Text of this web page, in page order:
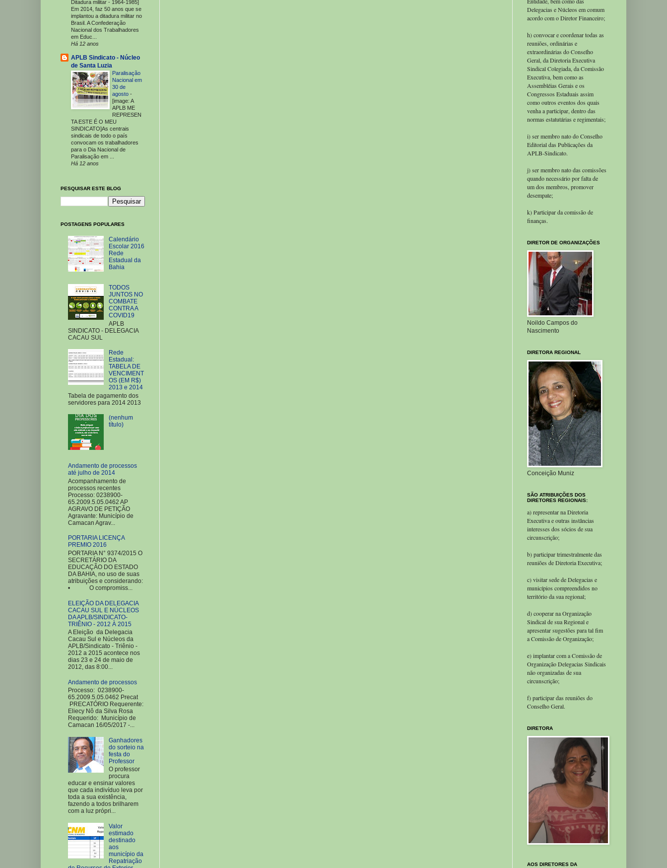
Ditadura militar - 1964-1985]
Em 2014, faz 50 anos que se
implantou a ditadura militar no
Brasil. A Confederação
Nacional dos Trabalhadores
em Educ...
Há 12 anos
APLB Sindicato - Núcleo
de Santa Luzia
Paralisação
Nacional em
30 de
agosto -
[image: A
APLB ME
REPRESEN
TA ESTE É O MEU
SINDICATO]As centrais
sindicais de todo o país
convocam os trabalhadores
para o Dia Nacional de
Paralisação em ...
Há 12 anos
PESQUISAR ESTE BLOG
POSTAGENS POPULARES
Calendário
Escolar 2016
Rede
Estadual da
Bahia
TODOS
JUNTOS NO
COMBATE
CONTRA A
COVID19
APLB
SINDICATO - DELEGACIA
CACAU SUL
Rede
Estadual:
TABELA DE
VENCIMENT
OS (EM R$)
2013 e 2014
Tabela de pagamento dos
servidores para 2014 2013
(nenhum
título)
Andamento de processos
até julho de 2014
Acompanhamento de
processos recentes
Processo: 0238900-
65.2009.5.05.0462 AP
AGRAVO DE PETIÇÃO
Agravante: Município de
Camacan Agrav...
PORTARIA LICENÇA
PREMIO 2016
PORTARIA N° 9374/2015 O
SECRETÁRIO DA
EDUCAÇÃO DO ESTADO
DA BAHIA, no uso de suas
atribuições e considerando:
• O compromiss...
ELEIÇÃO DA DELEGACIA
CACAU SUL E NÚCLEOS
DA APLB/SINDICATO-
TRIÊNIO - 2012 À 2015
A Eleição da Delegacia
Cacau Sul e Núcleos da
APLB/Sindicato - Triênio -
2012 a 2015 acontece nos
dias 23 e 24 de maio de
2012, das 8:00...
Andamento de processos
Processo: 0238900-
65.2009.5.05.0462 Precat
PRECATÓRIO Requerente:
Eliecy Nô da Silva Rosa
Requerido: Município de
Camacan 16/05/2017 -...
Ganhadores
do sorteio na
festa do
Professor
O professor
procura
educar e ensinar valores
que cada indivíduo leva por
toda a sua existência,
fazendo a todos brilharem
com a luz própri...
Valor
estimado
destinado
aos
município da
Repatriação
Delegacias e Núcleos em comum
acordo com o Diretor Financeiro;
h) convocar e coordenar todas as
reuniões, ordinárias e
extraordinárias do Conselho
Geral, da Diretoria Executiva
Sindical Colegiada, da Comissão
Executiva, bem como as
Assembléias Gerais e os
Congressos Estaduais assim
como outros eventos dos quais
venha a participar, dentro das
normas estatutárias e regimentais;
i) ser membro nato do Conselho
Editorial das Publicações da
APLB-Sindicato.
j) ser membro nato das comissões
quando necessário por falta de
um dos membros, promover
desempate;
k) Participar da comissão de
finanças.
DIRETOR DE ORGANIZAÇÕES
Noildo Campos do
Nascimento
DIRETORA REGIONAL
Conceição Muniz
SÃO ATRIBUIÇÕES DOS
DIRETORES REGIONAIS:
a) representar na Diretoria
Executiva e outras instâncias
interesses dos sócios de sua
circunscrição;
b) participar trimestralmente das
reuniões de Diretoria Executiva;
c) visitar sede de Delegacias e
municípios compreendidos no
território da sua regional;
d) cooperar na Organização
Sindical de sua Regional e
apresentar sugestões para tal fim
a Comissão de Organização;
e) implantar com a Comissão de
Organização Delegacias Sindicais
não organizadas de sua
circunscrição;
f) participar das reuniões do
Conselho Geral.
DIRETORA
AOS DIRETORES DA